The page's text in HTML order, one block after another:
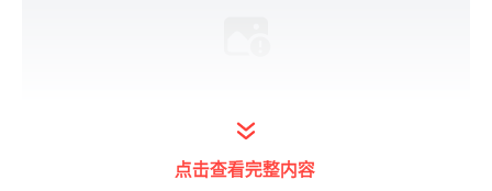
点击查看完整内容